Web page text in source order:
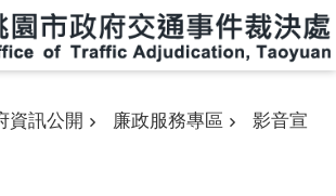
資訊公開 廉政服務專區
影音宣